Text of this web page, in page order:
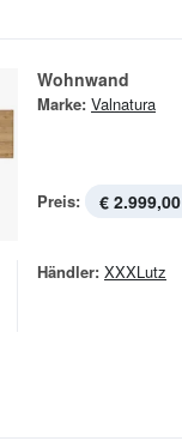
Wohnwand
Marke: Valnatura
Preis: € 2.999,00
Händler: XXXLutz